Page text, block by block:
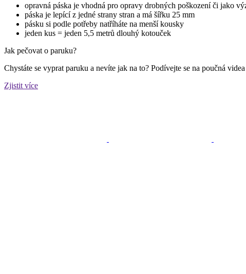
opravná páska je vhodná pro opravy drobných poškození či jako
páska je lepící z jedné strany stran a má šířku 25 mm
pásku si podle potřeby natříháte na menší kousky
jeden kus = jeden 5,5 metrů dlouhý kotouček
Jak pečovat o paruku?
Chystáte se vyprat paruku a nevíte jak na to? Podívejte se na poučná
Zjistit více